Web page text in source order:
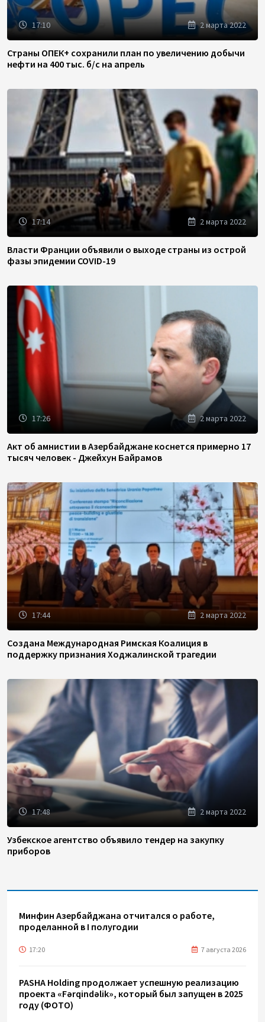
17:10 2 марта 2022
Страны ОПЕК+ сохранили план по увеличению добычи
нефти на 400 тыс. б/с на апрель
17:14 2 марта 2022
Власти Франции объявили о выходе страны из острой
фазы эпидемии COVID-19
17:26 2 марта 2022
Акт об амнистии в Азербайджане коснется примерно 17
тысяч человек - Джейхун Байрамов
17:44 2 марта 2022
Создана Международная Римская Коалиция в
поддержку признания Ходжалинской трагедии
17:48 2 марта 2022
Узбекское агентство объявило тендер на закупку
приборов
Минфин Азербайджана отчитался о работе,
проделанной в I полугодии
17:20 7 августа 2026
PASHA Holding продолжает успешную реализацию
проекта «Fərqindəlik», который был запущен в 2025
году (ФОТО)